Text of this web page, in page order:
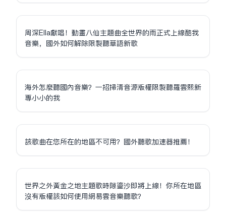
周深Ella獻唱！動畫八仙主題曲全世界的雨正式上線酷我
音樂，國外如何解除限制聽華語新歌
海外怎麼聽國內音樂？一招掃清音源版權限制聽羅雲熙新
專小小的我
該歌曲在您所在的地區不可用？國外聽歌加速器推薦！
世界之外黃金之地主題歌時隙鎏沙即將上線！你所在地區
沒有版權該如何使用網易雲音樂聽歌？